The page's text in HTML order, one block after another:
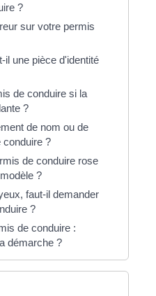
?
sur votre permis
il une pièce d'identité
de conduire si la
?
de nom ou de
conduire ?
de conduire rose
?
faut-il demander
?
de conduire :
démarche ?